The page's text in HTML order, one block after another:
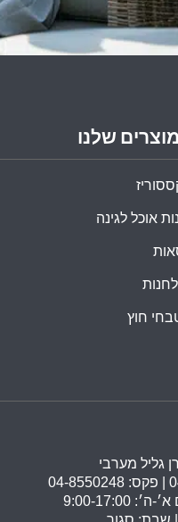
שלנו
אוכל לגינה
חוץ
גליל מערבי
17:00